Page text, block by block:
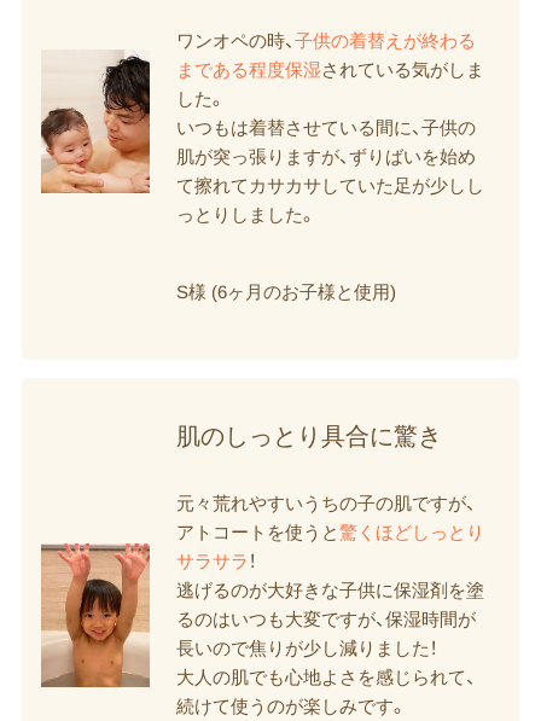
ワンオペの時、子供の着替えが終わる
まである程度保湿されている気がしま
した。
いつもは着替させている間に、子供の
肌が突っ張りますが、ずりばいを始め
て擦れてカサカサしていた足が少しし
っとりしました。
S様 (6ヶ月のお子様と使用)
肌の​しっとり具合に​驚き
元々荒れやすいうちの子の肌ですが、
アトコートを使うと驚くほどしっとり
サラサラ ！
逃げるのが大好きな子供に保湿剤を塗
るのはいつも大変ですが、保湿時間が
長いので焦りが少し減りました！
大人の肌でも心地よさを感じられて、
続けて使うのが楽しみです。